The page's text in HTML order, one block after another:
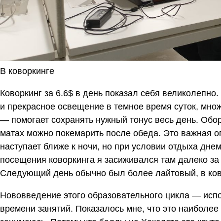
В коворкинге
Коворкинг за 6.6$ в день показал себя
и прекрасное освещение в темное время суток,
— помогает сохранять нужный тонус весь день.
матах можно покемарить после обеда. Это важная
наступает ближе к ночи, но при условии отдыха
посещения коворкинга я засиживался там далеко
Следующий день обычно был более лайтовый, в
Нововведение этого образовательного цикла —
времени занятий. Показалось мне, что это